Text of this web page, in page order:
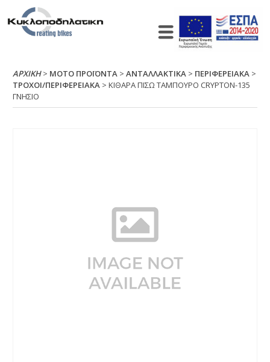
ΑΡΧΙΚΉ> ΜΟΤΟ ΠΡΟΪΟΝΤΑ >ΑΝΤΑΛΛΑΚΤΙΚΑ > ΠΕΡΙΦΕΡΕΙΑΚΑ >
ΤΡΟΧΟΙ/ΠΕΡΙΦΕΡΕΙΑΚΑ > ΚΙΘΑΡΑ ΠΙΣΩ ΤΑΜΠΟΥΡΟ CRΥΡΤΟΝ-135
ΓΝΗΣΙΟ